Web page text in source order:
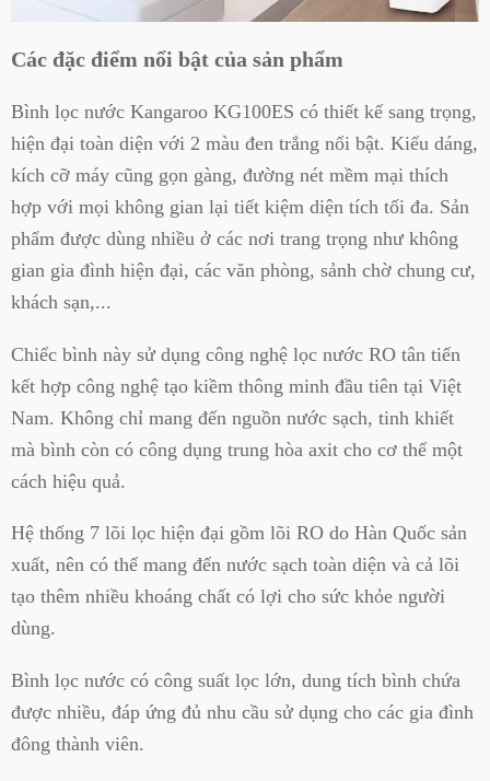
Các đặc điểm nổi bật của sản phẩm
Bình lọc nước Kangaroo KG100ES có thiết kế sang trọng,
hiện đại toàn diện với 2 màu đen trắng nổi bật. Kiểu dáng,
kích cỡ máy cũng gọn gàng, đường nét mềm mại thích
hợp với mọi không gian lại tiết kiệm diện tích tối đa. Sản
phẩm được dùng nhiều ở các nơi trang trọng như không
gian gia đình hiện đại, các văn phòng, sảnh chờ chung cư,
khách sạn,...
Chiếc bình này sử dụng công nghệ lọc nước RO tân tiến
kết hợp công nghệ tạo kiềm thông minh đầu tiên tại Việt
Nam. Không chỉ mang đến nguồn nước sạch, tinh khiết
mà bình còn có công dụng trung hòa axit cho cơ thể một
cách hiệu quả.
Hệ thống 7 lõi lọc hiện đại gồm lõi RO do Hàn Quốc sản
xuất, nên có thể mang đến nước sạch toàn diện và cả lõi
tạo thêm nhiều khoáng chất có lợi cho sức khỏe người
dùng.
Bình lọc nước có công suất lọc lớn, dung tích bình chứa
được nhiều, đáp ứng đủ nhu cầu sử dụng cho các gia đình
đông thành viên.